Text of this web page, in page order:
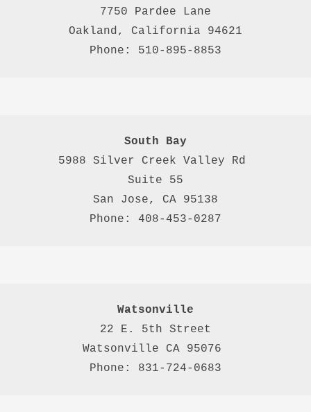
7750 Pardee Lane
Oakland, California 94621
Phone: 510-895-8853
South Bay
5988 Silver Creek Valley Rd
Suite 55
San Jose, CA 95138
Phone: 408-453-0287
Watsonville
22 E. 5th Street
Watsonville CA 95076
Phone: 831-724-0683